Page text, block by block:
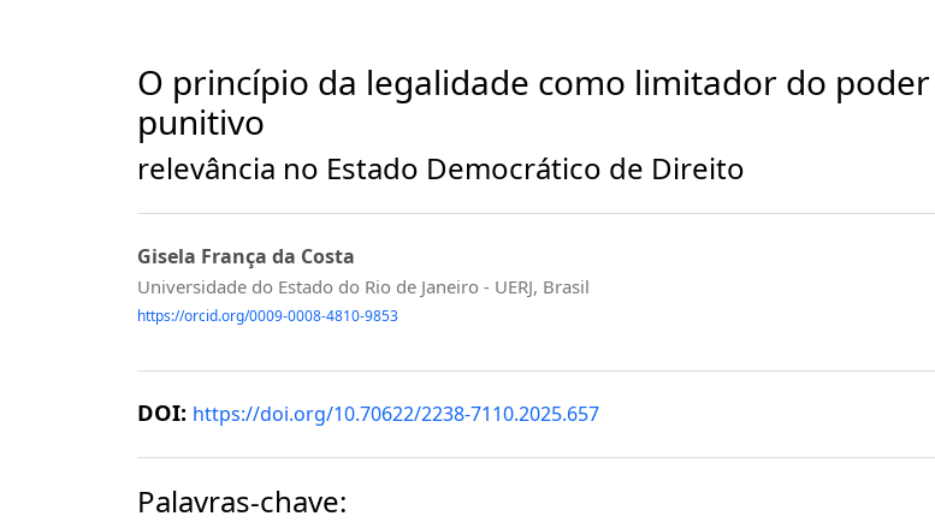
O princípio da legalidade como limitador do poder
punitivo
relevância no Estado Democrático de Direito
Gisela França da Costa
Universidade do Estado do Rio de Janeiro - UERJ, Brasil
https://orcid.org/0009-0008-4810-9853
DOI: https://doi.org/10.70622/2238-7110.2025.657
Palavras-chave: